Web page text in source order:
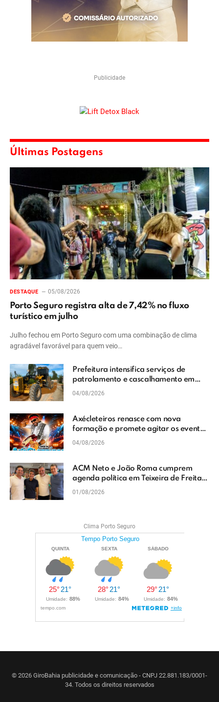
Publicidade
Últimas Postagens
DESTAQUE 05/08/2026
Porto Seguro registra alta de 7,42% no fluxo
turístico em julho
Julho fechou em Porto Seguro com uma combinação de clima
agradável favorável para quem veio…
Prefeitura intensifica serviços de
patrolamento e cascalhamento em
Vera Cruz
04/08/2026
Axécleteiros renasce com nova
formação e promete agitar os eventos
do Extremo Sul da Bahia
04/08/2026
ACM Neto e João Roma cumprem
agenda política em Teixeira de Freitas
e reforçam projeto para o Extremo Sul
01/08/2026
Clima Porto Seguro
© 2026 GiroBahia publicidade e comunicação - CNPJ 22.881.183/0001-
34. Todos os direitos reservados